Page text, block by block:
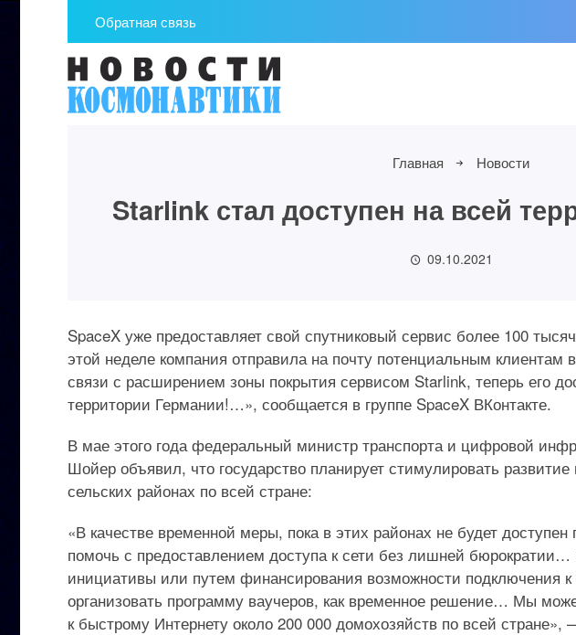
Обратная связь
Главная Новости
Starlink стал доступен на всей
09.10.2021
SpaceX уже предоставляет свой спутниковый сервис более 100
этой неделе компания отправила на почту потенциальным
связи с расширением зоны покрытия сервисом Starlink, теперь его
территории Германии!…», сообщается в группе SpaceX ВКонтакте.
В мае этого года федеральный министр транспорта и цифровой
Шойер объявил, что государство планирует стимулировать
сельских районах по всей стране:
«В качестве временной меры, пока в этих районах не будет
помочь с предоставлением доступа к сети без лишней
инициативы или путем финансирования возможности подключения
организовать программу ваучеров, как временное решение… Мы
к быстрому Интернету около 200 000 домохозяйств по всей стране»,